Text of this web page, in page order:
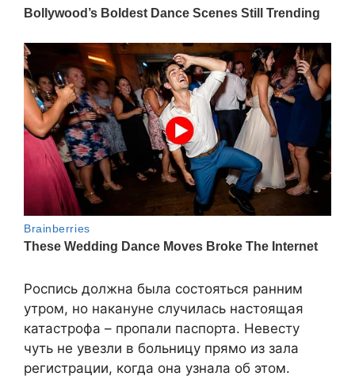
Роспись должна была состояться ранним
утром, но накануне случилась настоящая
катастрофа – пропали паспорта. Невесту
чуть не увезли в больницу прямо из зала
регистрации, когда она узнала об этом.